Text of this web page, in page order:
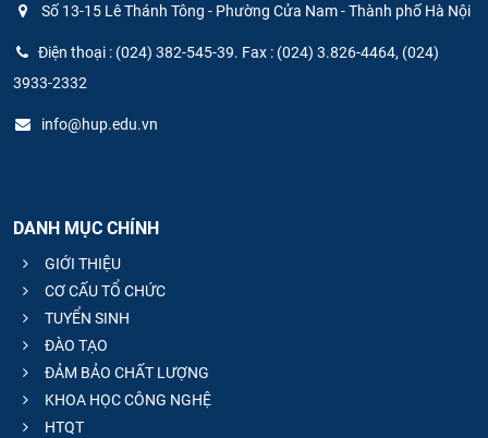
Số 13-15 Lê Thánh Tông - Phường Cửa Nam - Thành phố Hà Nội
Điện thoại : (024) 382-545-39. Fax : (024) 3.826-4464, (024)
3933-2332
info@hup.edu.vn
DANH MỤC CHÍNH
GIỚI THIỆU
CƠ CẤU TỔ CHỨC
TUYỂN SINH
ĐÀO TẠO
ĐẢM BẢO CHẤT LƯỢNG
KHOA HỌC CÔNG NGHỆ
HTQT